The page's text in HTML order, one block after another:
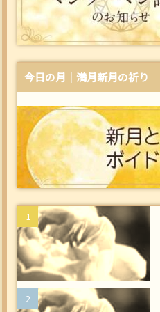
今日の月｜満月新月の祈り